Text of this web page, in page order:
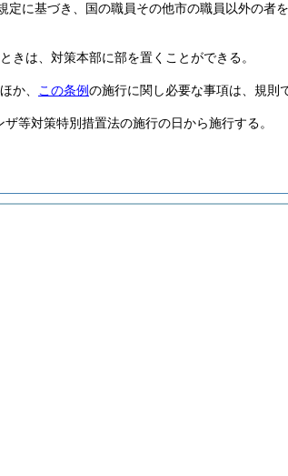
定に基づき、国の職員その他市の職員以外の者
きは、対策本部に部を置くことができる。
か、 この条例の施行に関し必要な事項は、規則
等対策特別措置法の施行の日から施行する。